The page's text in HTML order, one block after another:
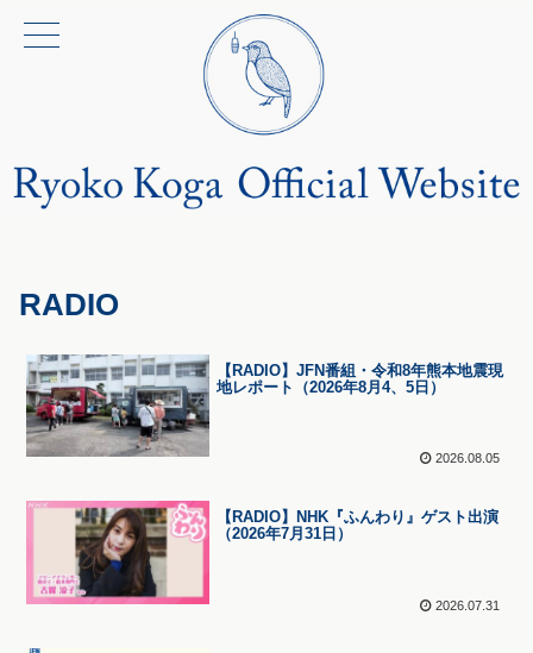
RADIO
【RADIO】JFN番組・令和8年熊本地震現
地レポート（2026年8月4、5日）
2026.08.05
【RADIO】NHK『ふんわり』ゲスト出演
（2026年7月31日）
2026.07.31